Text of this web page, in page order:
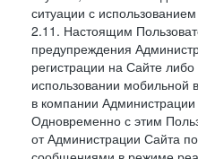
ситуации с
2.11. Настоящим
предупреждения
регистрации на Сайте
использовании
в компании
Одновременно с этим
от Администрации Сайта